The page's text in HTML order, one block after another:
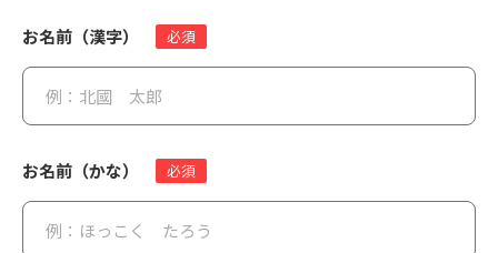
お名前（漢字） 必須
お名前（かな） 必須